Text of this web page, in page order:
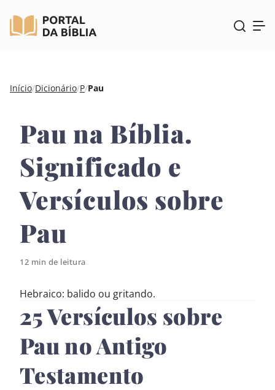
Pular
conteúdo
Início/Dicionário/P/Pau
Pau na Bíblia.
Significado e
Versículos sobre
Pau
12 min de leitura
Hebraico: balido ou gritando.
25 Versículos sobre
Pau no Antigo
Testamento